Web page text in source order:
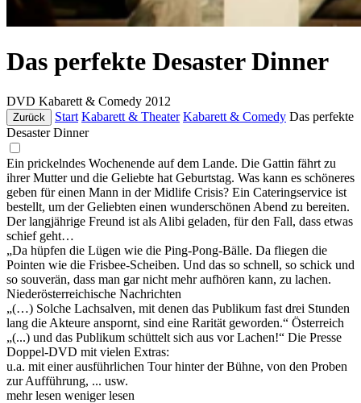
Das perfekte Desaster Dinner
DVD Kabarett & Comedy 2012
Zurück Start Kabarett & Theater Kabarett & Comedy Das perfekte
Desaster Dinner
Ein prickelndes Wochenende auf dem Lande. Die Gattin fährt zu
ihrer Mutter und die Geliebte hat Geburtstag. Was kann es schöneres
geben für einen Mann in der Midlife Crisis? Ein Cateringservice ist
bestellt, um der Geliebten einen wunderschönen Abend zu bereiten.
Der langjährige Freund ist als Alibi geladen, für den Fall, dass etwas
schief geht…
„Da hüpfen die Lügen wie die Ping-Pong-Bälle. Da fliegen die
Pointen wie die Frisbee-Scheiben. Und das so schnell, so schick und
so souverän, dass man gar nicht mehr aufhören kann, zu lachen.
Niederösterreichische Nachrichten
„(…) Solche Lachsalven, mit denen das Publikum fast drei Stunden
lang die Akteure anspornt, sind eine Rarität geworden.“ Österreich
„(...) und das Publikum schüttelt sich aus vor Lachen!“ Die Presse
Doppel-DVD mit vielen Extras:
u.a. mit einer ausführlichen Tour hinter der Bühne, von den Proben
zur Aufführung, ... usw.
mehr lesen weniger lesen